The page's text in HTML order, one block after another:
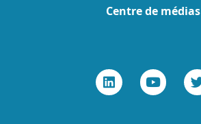
Centre de médias